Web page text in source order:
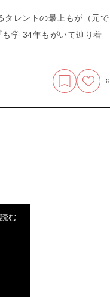
タレントの最上もが（元で
学 34年もがいて辿り着
6
む